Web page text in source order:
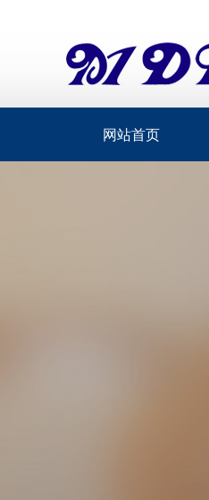
网站首页